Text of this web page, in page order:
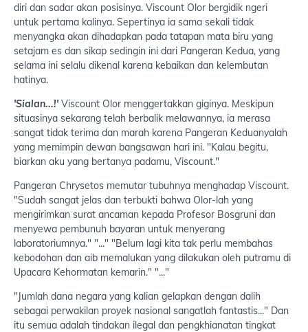
diri dan sadar akan posisinya. Viscount Olor bergidik ngeri
untuk pertama kalinya. Sepertinya ia sama sekali tidak
menyangka akan dihadapkan pada tatapan mata biru yang
setajam es dan sikap sedingin ini dari Pangeran Kedua, yang
selama ini selalu dikenal karena kebaikan dan kelembutan
hatinya.
'Sialan...!'Viscount Olor menggertakkan giginya. Meskipun
situasinya sekarang telah berbalik melawannya, ia merasa
sangat tidak terima dan marah karena Pangeran Keduanyalah
yang memimpin dewan bangsawan hari ini. "Kalau begitu,
biarkan aku yang bertanya padamu, Viscount."
Pangeran Chrysetos memutar tubuhnya menghadap Viscount.
"Sudah sangat jelas dan terbukti bahwa Olor-lah yang
mengirimkan surat ancaman kepada Profesor Bosgruni dan
menyewa pembunuh bayaran untuk menyerang
laboratoriumnya." "..." "Belum lagi kita tak perlu membahas
kebodohan dan aib memalukan yang dilakukan oleh putramu di
Upacara Kehormatan kemarin." "..."
"Jumlah dana negara yang kalian gelapkan dengan dalih
sebagai perwakilan proyek nasional sangatlah fantastis..." Dan
itu semua adalah tindakan ilegal dan pengkhianatan tingkat